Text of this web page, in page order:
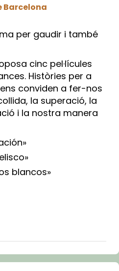
Barcelona
per gaudir i també
cinc pel·lícules
Històries per a
conviden a fer-nos
la superació, la
i la nostra manera
blancos»
Barcelona